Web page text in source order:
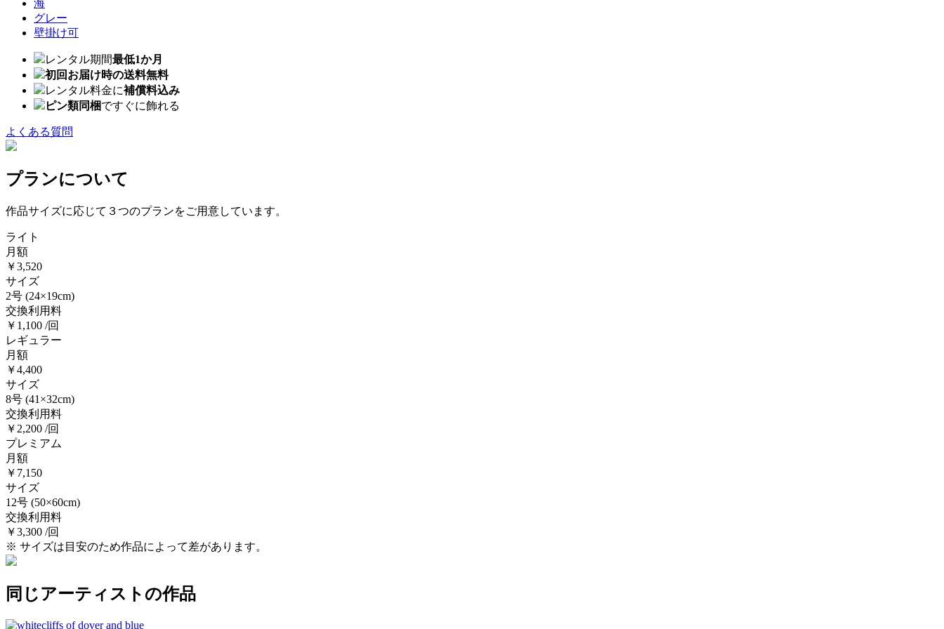
海
グレー
壁掛け可
レンタル期間最低1か月
初回お届け時の送料無料
レンタル料金に補償料込み
ピン類同梱ですぐに飾れる
よくある質問
プランについて
作品サイズに応じて３つのプランをご用意しています。
ライト
月額
￥3,520
サイズ
2号 (24×19cm)
交換利用料
￥1,100 /回
レギュラー
月額
￥4,400
サイズ
8号 (41×32cm)
交換利用料
￥2,200 /回
プレミアム
月額
￥7,150
サイズ
12号 (50×60cm)
交換利用料
￥3,300 /回
※ サイズは目安のため作品によって差があります。
同じアーティストの作品